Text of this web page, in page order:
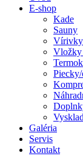
E-shop
Kade
Sauny
Vírivky
Vložky
Galéria
Servis
Kontakt